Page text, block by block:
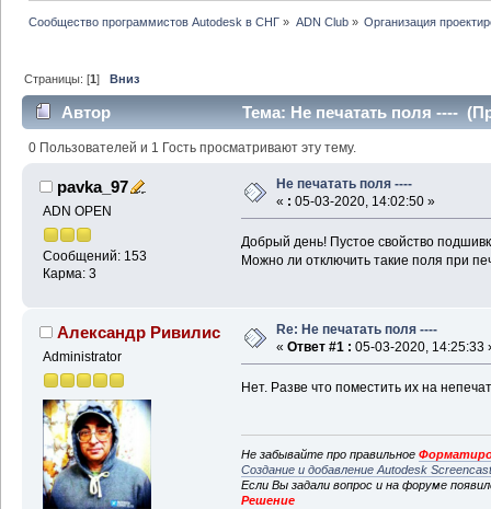
Сообщество программистов Autodesk в СНГ » ADN Club» Организация
Страницы: [1]Вниз
Автор Тема: Не печатать поля ----
0 Пользователей и 1 Гость просматривают эту тему.
pavka_97
ADN OPEN
Сообщений: 153
Карма: 3
Не печатать поля ----
« : 05-03-2020, 14:02:50 »
Добрый день! Пустое свойство
Можно ли отключить такие поля при
Александр Ривилис
Administrator
Re: Не печатать поля ----
« Ответ #1 : 05-03-2020, 14:25:33
Нет. Разве что поместить их на
Не забывайте про правильное
Создание и добавление Autodesk
Если Вы задали вопрос и на форуме
Решение